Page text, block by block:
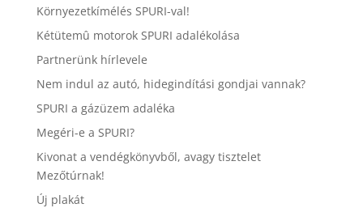
Környezetkímélés SPURI-val!
Kétütemû motorok SPURI adalékolása
Partnerünk hírlevele
Nem indul az autó, hidegindítási gondjai vannak?
SPURI a gázüzem adaléka
Megéri-e a SPURI?
Kivonat a vendégkönyvből, avagy tisztelet
Mezőtúrnak!
Új plakát